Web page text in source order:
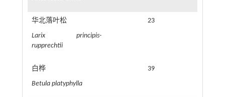
华北落叶松
Larix principis-
rupprechtii
23
白桦
Betula platyphylla
39